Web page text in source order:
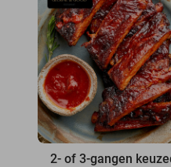
2- of 3-gangen